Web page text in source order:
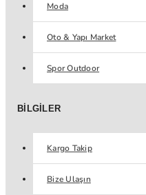
Moda
Oto & Yapı Market
Spor Outdoor
BILGILER
Kargo Takip
Bize Ulaşın